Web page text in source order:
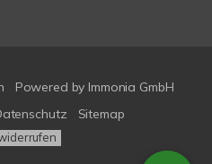
Powered by Immonia GmbH
Sitemap